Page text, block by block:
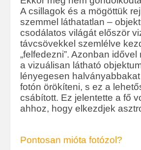
A csillagok és a mögöttük
szemmel láthatatlan –
csodálatos világát először
távcsövekkel szemlélve
„felfedezni”. Azonban
a vizuálisan látható
lényegesen
fotón örökíteni, s ez a
csábított. Ez jelentette a fő
ahhoz, hogy elkezdjek
Pontosan mióta fotózol?